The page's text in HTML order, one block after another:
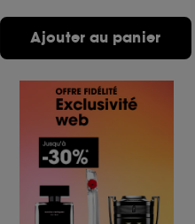
Ajouter au panier